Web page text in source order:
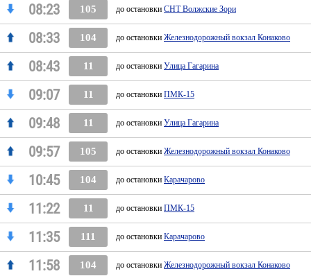
08:23 105 до остановки СНТ Волжские Зори
08:33 104 до остановки Железнодорожный вокзал Конаково
08:43 11 до остановки Улица Гагарина
09:07 11 до остановки ПМК-15
09:48 11 до остановки Улица Гагарина
09:57 105 до остановки Железнодорожный вокзал Конаково
10:45 104 до остановки Карачарово
11:22 11 до остановки ПМК-15
11:35 111 до остановки Карачарово
11:58 104 до остановки Железнодорожный вокзал Конаково